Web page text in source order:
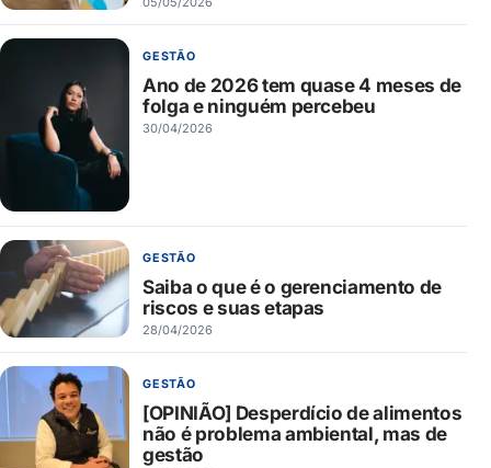
GESTÃO
Ano de 2026 tem quase 4 meses de
folga e ninguém percebeu
30/04/2026
GESTÃO
Saiba o que é o gerenciamento de
riscos e suas etapas
28/04/2026
GESTÃO
[OPINIÃO] Desperdício de alimentos
não é problema ambiental, mas de
gestão